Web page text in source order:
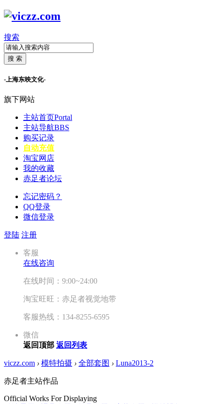
搜索
搜 索
-上海东映文化-
旗下网站
主站首页Portal
主站导航BBS
购买记录
自动充值
淘宝网店
我的收藏
赤足者论坛
忘记密码？
QQ登录
微信登录
登陆 注册
客服
在线咨询
在线时间：9:00~24:00
淘宝旺旺：赤足者视觉地带
客服热线：134-8255-6595
微信
返回顶部 返回列表
viczz.com › 模特拍摄 › 全部套图 › Luna2013-2
赤足者主站作品
Official Works For Displaying